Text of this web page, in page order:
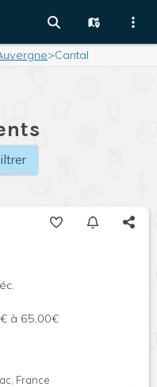
>Cantal
à 65,00€
France